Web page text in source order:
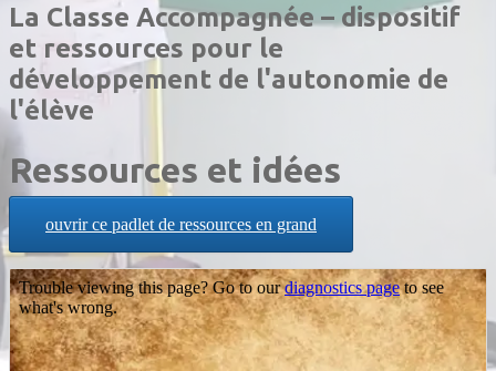
La Classe Accompagnée – dispositif
et ressources pour le
développement de l'autonomie de
l'élève
Ressources et idées
ouvrir ce padlet de ressources en grand